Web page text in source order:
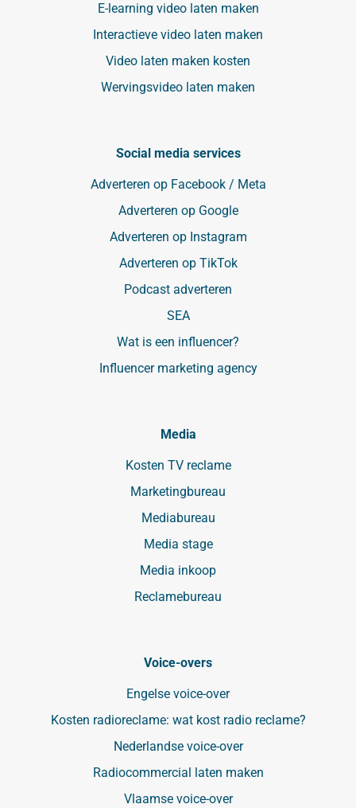
E-learning video laten maken
Interactieve video laten maken
Video laten maken kosten
Wervingsvideo laten maken
Social media services
Adverteren op Facebook / Meta
Adverteren op Google
Adverteren op Instagram
Adverteren op TikTok
Podcast adverteren
SEA
Wat is een influencer?
Influencer marketing agency
Media
Kosten TV reclame
Marketingbureau
Mediabureau
Media stage
Media inkoop
Reclamebureau
Voice-overs
Engelse voice-over
Kosten radioreclame: wat kost radio reclame?
Nederlandse voice-over
Radiocommercial laten maken
Vlaamse voice-over